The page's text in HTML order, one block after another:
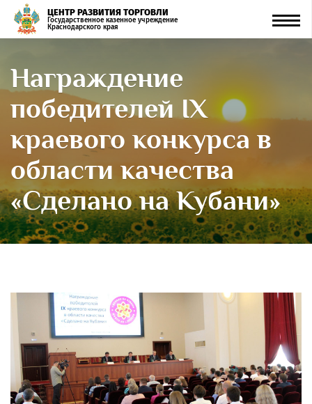
ЦЕНТР РАЗВИТИЯ ТОРГОВЛИ
Государственное казенное учреждение
Краснодарского края
Награждение
победителей IX
краевого конкурса в
области качества
«Сделано на Кубани»